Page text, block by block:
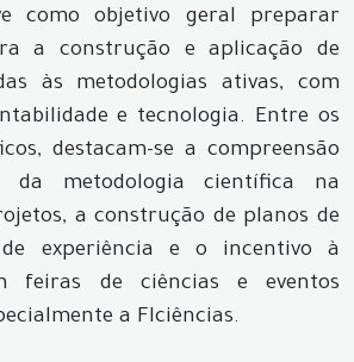
como objetivo geral preparar
a construção e aplicação de
às metodologias ativas, com
e tecnologia. Entre os
destacam-se a compreensão
da metodologia científica na
a construção de planos de
experiência e o incentivo à
feiras de ciências e eventos
a FIciências.